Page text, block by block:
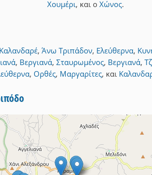
Χουμέρι, και ο Χώνος.
Καλανδαρέ, Άνω Τριπάδον, Ελεύθερνα,
, Βεργιανά, Σταυρωμένος, Βεργιανά,
, Ορθές, Μαργαρίτες, και